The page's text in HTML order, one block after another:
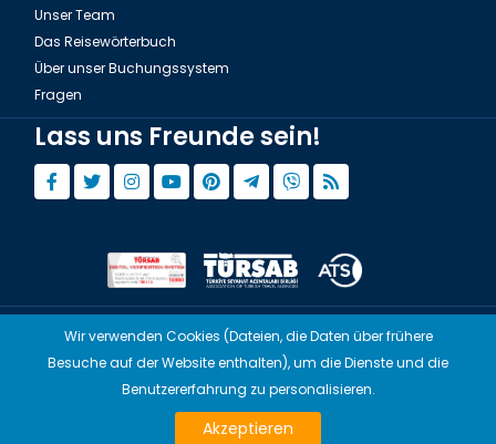
Unser Team
Das Reisewörterbuch
Über unser Buchungssystem
Fragen
Lass uns Freunde sein!
© Copyright 2015 - 2026,Tourwix.de
Artmodern UG (Haftungsbeschränkt) Arbeitet mit
TOURWİX TURİZM Arbeitet mit Übereinstimmenden Gesetzen der Türkei
Wir verwenden Cookies (Dateien, die Daten über frühere
Besuche auf der Website enthalten), um die Dienste und die
Benutzererfahrung zu personalisieren.
Akzeptieren